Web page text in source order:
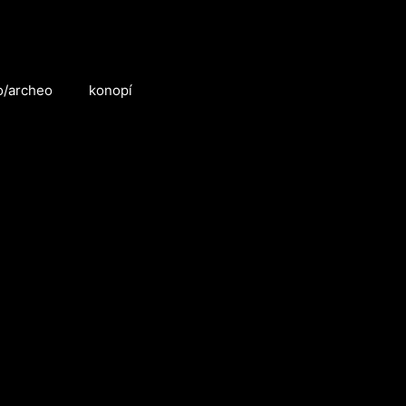
archeo konopí